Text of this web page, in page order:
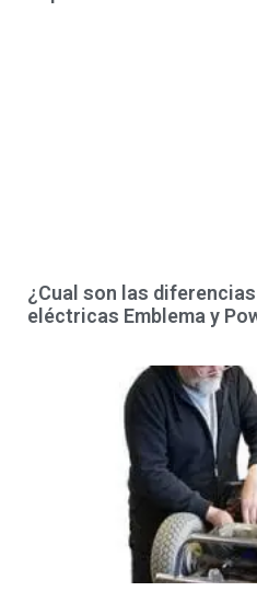
¿Cual son las
eléctricas Emblema y